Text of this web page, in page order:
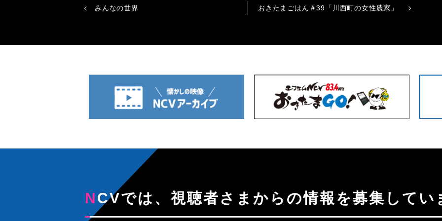
みんなの世界 おきたまごはん＃39「川西町の女性農家」
NCVでは、視聴者さまからの情報を募集してい